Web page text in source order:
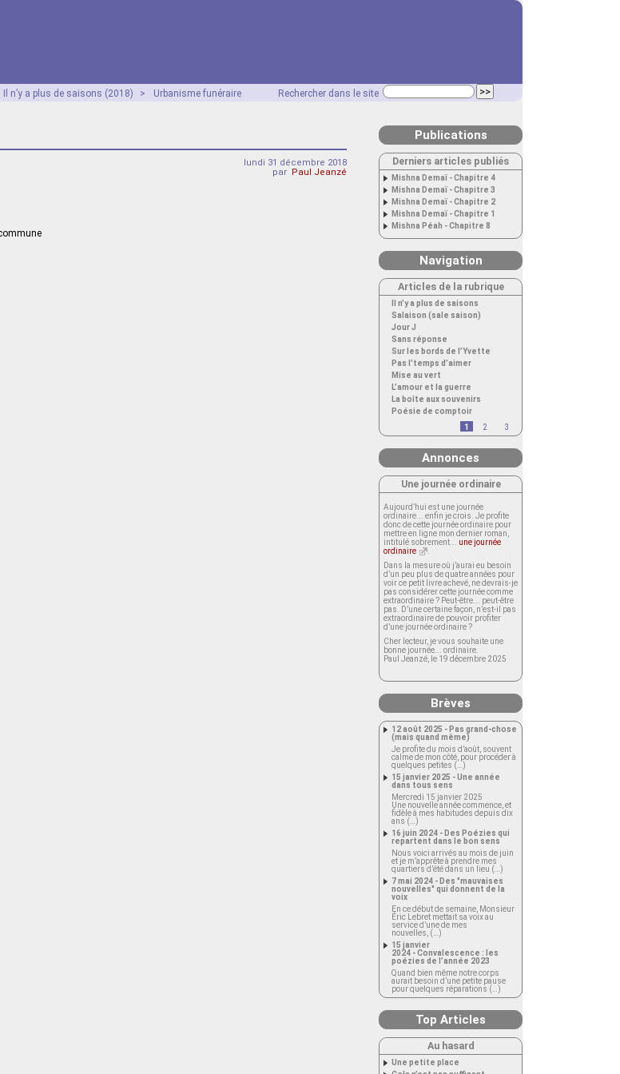
Rechercher dans le site
Il n’y a plus de saisons (2018) > Urbanisme funéraire
lundi 31 décembre 2018
par Paul Jeanzé
Publications
Derniers articles publiés
Mishna Demaï - Chapitre 4
Mishna Demaï - Chapitre 3
Mishna Demaï - Chapitre 2
Mishna Demaï - Chapitre 1
Mishna Péah - Chapitre 8
Navigation
Articles de la rubrique
Il n’y a plus de saisons
Salaison (sale saison)
Jour J
Sans réponse
Sur les bords de l’Yvette
Pas l’temps d’aimer
Mise au vert
L’amour et la guerre
La boîte aux souvenirs
Poésie de comptoir
1
2 3
Annonces
Une journée ordinaire
Aujourd’hui est une journée
ordinaire... enfin je crois. Je profite
donc de cette journée ordinaire pour
mettre en ligne mon dernier roman,
intitulé sobrement... une journée
ordinaire
Dans la mesure où j’aurai eu besoin
d’un peu plus de quatre années pour
voir ce petit livre achevé, ne devrais-je
pas considérer cette journée comme
extraordinaire ? Peut-être... peut-être
pas. D’une certaine façon, n’est-il pas
extraordinaire de pouvoir profiter
d’une journée ordinaire ?
Cher lecteur, je vous souhaite une
bonne journée... ordinaire.
Paul Jeanzé, le 19 décembre 2025
Brèves
12 août 2025 - Pas grand-chose
(mais quand même)
Je profite du mois d’août, souvent
calme de mon côté, pour procéder à
quelques petites (…)
15 janvier 2025 - Une année
dans tous sens
Mercredi 15 janvier 2025
Une nouvelle année commence, et
fidèle à mes habitudes depuis dix
ans (…)
16 juin 2024 - Des Poézies qui
repartent dans le bon sens
Nous voici arrivés au mois de juin
et je m’apprête à prendre mes
quartiers d’été dans un lieu (…)
7 mai 2024 - Des "mauvaises
nouvelles" qui donnent de la
voix
En ce début de semaine, Monsieur
Éric Lebret mettait sa voix au
service d’une de mes
nouvelles, (…)
15 janvier
2024 - Convalescence : les
poézies de l’année 2023
Quand bien même notre corps
aurait besoin d’une petite pause
pour quelques réparations (…)
Top Articles
Au hasard
Une petite place